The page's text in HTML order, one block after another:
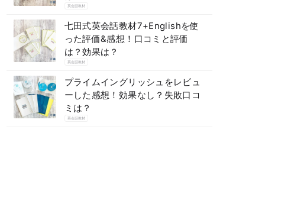
英会話教材
七田式英会話教材7+Englishを使
った評価&感想！口コミと評価
は？効果は？
英会話教材
プライムイングリッシュをレビュ
ーした感想！効果なし？失敗口コ
ミは？
英会話教材